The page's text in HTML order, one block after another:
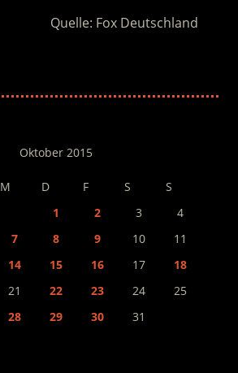
Quelle: Fox Deutschland
Oktober 2015
M D F S
S
1
2 3
4
7 8 9 10
11
14 15 16 17
18
21 22 23 24
25
28 29 30
31